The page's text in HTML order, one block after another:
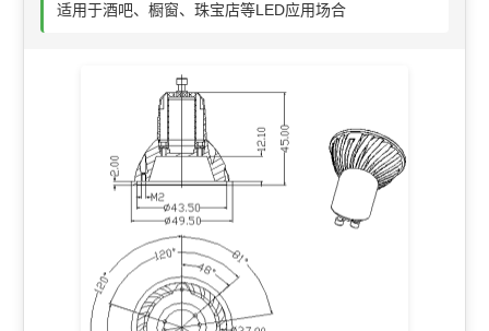
适用于酒吧、橱窗、珠宝店等LED应用场合